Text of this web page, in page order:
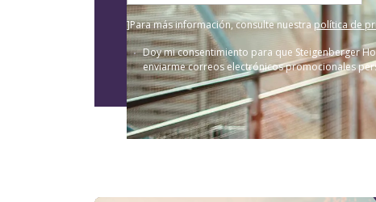
]Para más información, consulte nuestrapolítica de
Doy mi consentimiento para que Steigenberger
enviarme correos electrónicos promocionales